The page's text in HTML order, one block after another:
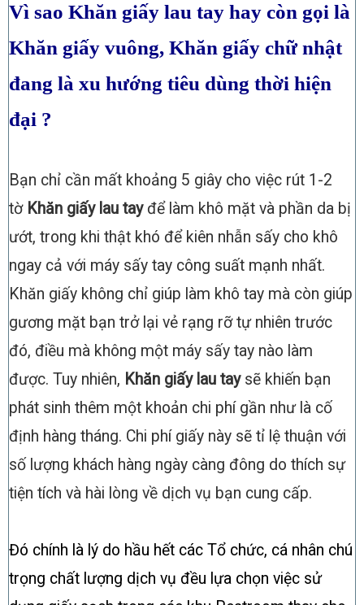
Vì sao Khăn giấy lau tay hay còn gọi là
Khăn giấy vuông, Khăn giấy chữ nhật
đang là xu hướng tiêu dùng thời hiện
đại ?
Bạn chỉ cần mất khoảng 5 giây cho việc rút 1-2
tờ Khăn giấy lau tayđể làm khô mặt và phần da bị
ướt, trong khi thật khó để kiên nhẫn sấy cho khô
ngay cả với máy sấy tay công suất mạnh nhất.
Khăn giấy không chỉ giúp làm khô tay mà còn giúp
gương mặt bạn trở lại vẻ rạng rỡ tự nhiên trước
đó, điều mà không một máy sấy tay nào làm
được. Tuy nhiên, Khăn giấy lau taysẽ khiến bạn
phát sinh thêm một khoản chi phí gần như là cố
định hàng tháng. Chi phí giấy này sẽ tỉ lệ thuận với
số lượng khách hàng ngày càng đông do thích sự
tiện tích và hài lòng về dịch vụ bạn cung cấp.
Đó chính là lý do hầu hết các Tổ chức, cá nhân chú
trọng chất lượng dịch vụ đều lựa chọn việc sử